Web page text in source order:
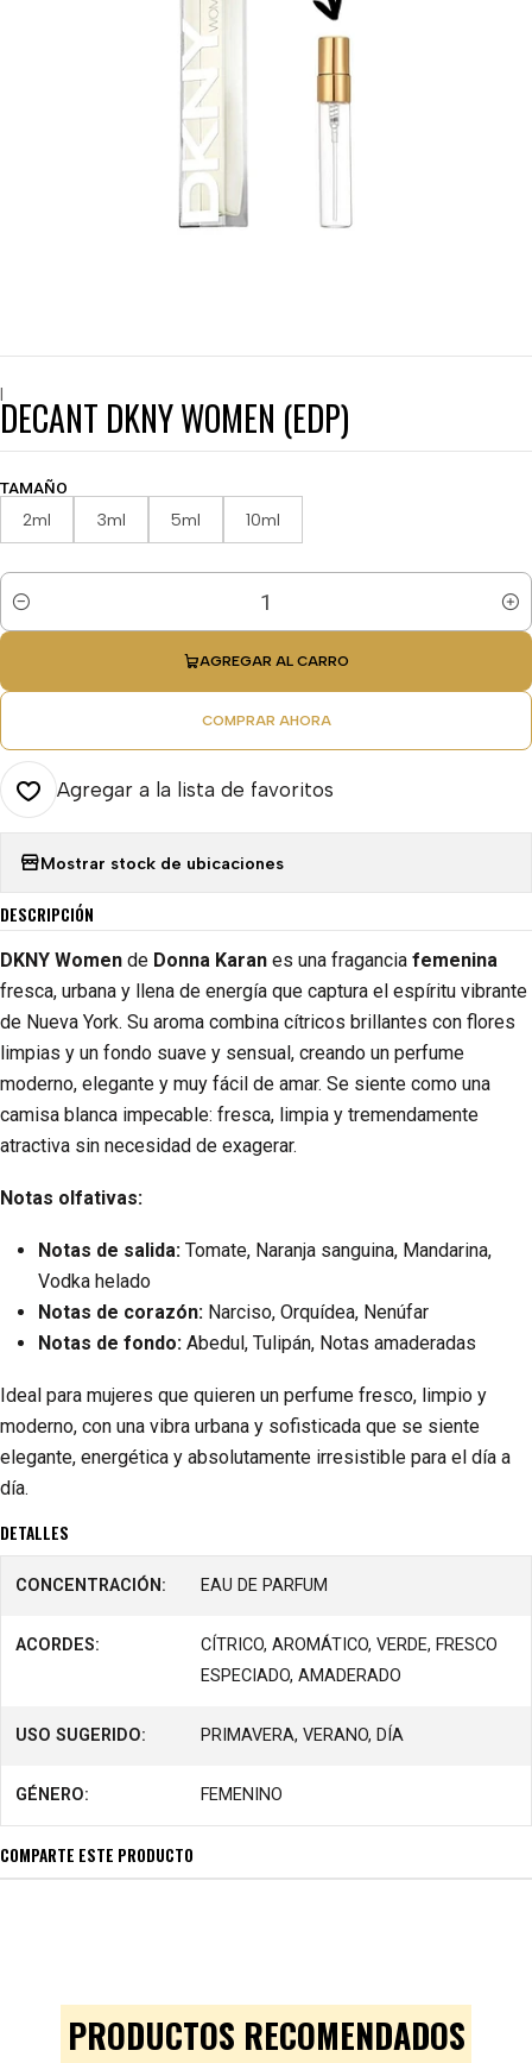
|
DECANT DKNY WOMEN (EDP)
TAMAÑO
2ml 3ml 5ml 10ml
Cantidad
AGREGAR AL CARRO
COMPRAR AHORA
Agregar a la lista de favoritos
Mostrar stock de ubicaciones
DESCRIPCIÓN
DKNY Women de Donna Karan es una fragancia femenina
fresca, urbana y llena de energía que captura el espíritu vibrante
de Nueva York. Su aroma combina cítricos brillantes con flores
limpias y un fondo suave y sensual, creando un perfume
moderno, elegante y muy fácil de amar. Se siente como una
camisa blanca impecable: fresca, limpia y tremendamente
atractiva sin necesidad de exagerar.
Notas olfativas:
Notas de salida: Tomate, Naranja sanguina, Mandarina,
Vodka helado
Notas de corazón: Narciso, Orquídea, Nenúfar
Notas de fondo: Abedul, Tulipán, Notas amaderadas
Ideal para mujeres que quieren un perfume fresco, limpio y
moderno, con una vibra urbana y sofisticada que se siente
elegante, energética y absolutamente irresistible para el día a
día.
DETALLES
CONCENTRACIÓN: EAU DE PARFUM
ACORDES:
CÍTRICO, AROMÁTICO, VERDE, FRESCO
ESPECIADO, AMADERADO
USO SUGERIDO: PRIMAVERA, VERANO, DÍA
GÉNERO: FEMENINO
COMPARTE ESTE PRODUCTO
PRODUCTOS RECOMENDADOS